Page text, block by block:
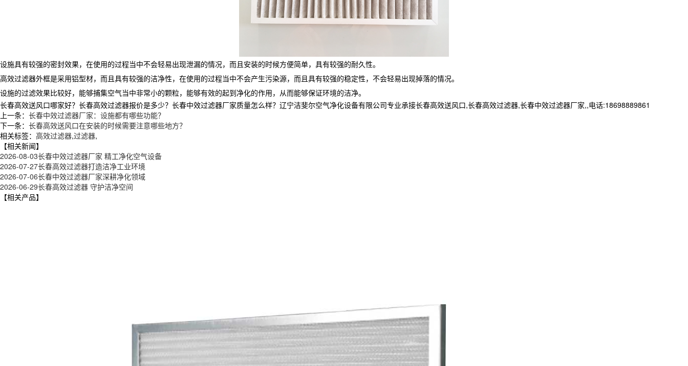
设施具有较强的密封效果，在使用的过程当中不会轻易出现泄漏的情况，而且安装的时候方便简单，具有较强的耐久性。
高效过滤器外框是采用铝型材，而且具有较强的洁净性，在使用的过程当中不会产生污染源，而且具有较强的稳定性，不会轻易出现掉落的情况。
设施的过滤效果比较好，能够捕集空气当中非常小的颗粒，能够有效的起到净化的作用，从而能够保证环境的洁净。
长春高效送风口哪家好？长春高效过滤器报价是多少？长春中效过滤器厂家质量怎么样？辽宁洁斐尔空气净化设备有限公司专业承接长春高效送风口,长春高效过滤器,长春中效过滤器厂家,,电话:18698889861
上一条： 长春中效过滤器厂家：设施都有哪些功能？
下一条： 长春高效送风口在安装的时候需要注意哪些地方？
相关标签： 高效过滤器,过滤器,
【相关新闻】
2026-08-03长春中效过滤器厂家 精工净化空气设备
2026-07-27长春高效过滤器打造洁净工业环境
2026-07-06长春中效过滤器厂家深耕净化领域
2026-06-29长春高效过滤器 守护洁净空间
【相关产品】